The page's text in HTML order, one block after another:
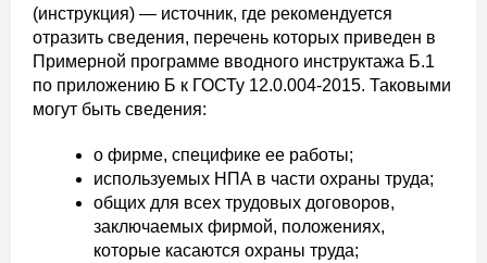
(инструкция) — источник, где рекомендуется
отразить сведения, перечень которых приведен в
Примерной программе вводного инструктажа Б.1
по приложению Б к ГОСТу 12.0.004-2015. Таковыми
могут быть сведения:
о фирме, специфике ее работы;
используемых НПА в части охраны труда;
общих для всех трудовых договоров,
заключаемых фирмой, положениях,
которые касаются охраны труда;